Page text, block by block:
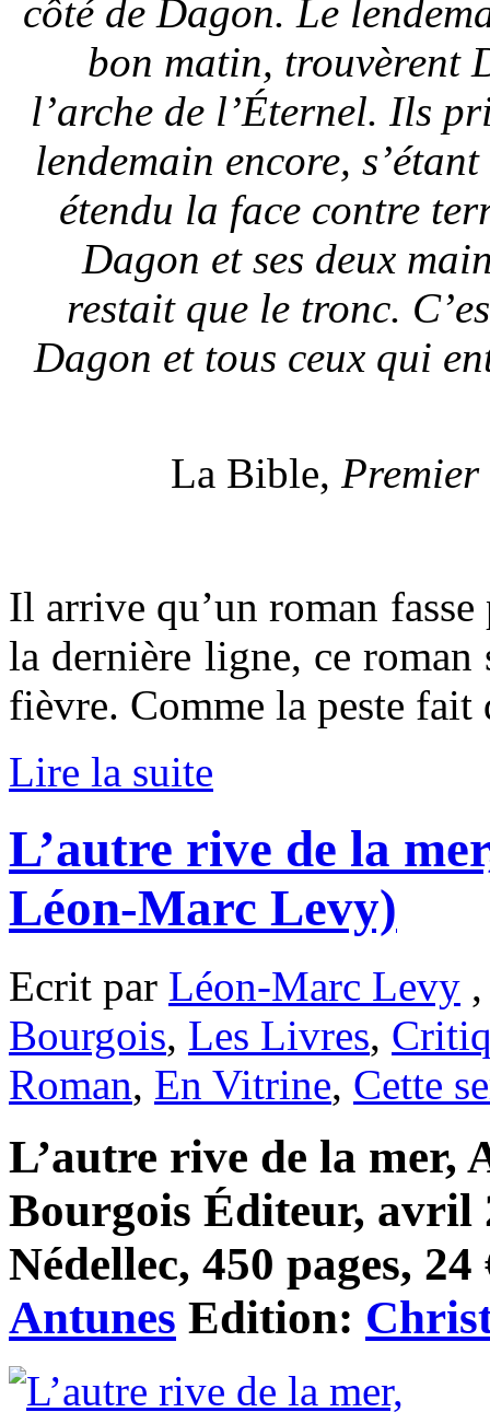
côté de Dagon. Le
bon matin, trouvèrent
l’arche de l’Éternel. Ils
lendemain encore,
étendu la face contre
Dagon et ses deux
restait que le tronc.
Dagon et tous ceux qui
La Bible, Premier
Il arrive qu’un roman
la dernière ligne, ce
fièvre. Comme la peste fait
Lire la suite
L’autre rive de la
Léon-Marc Levy)
Ecrit par Léon-Marc Levy
Bourgois, Les Livres,
Roman, En Vitrine, Cette
L’autre rive de la mer,
Bourgois Éditeur, avril
Nédellec, 450 pages,
Antunes Edition: